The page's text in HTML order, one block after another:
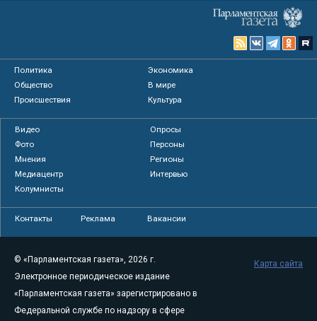
Политика
Экономика
Общество
В мире
Происшествия
Культура
Видео
Опросы
Фото
Персоны
Мнения
Регионы
Медиацентр
Интервью
Колумнисты
Контакты Реклама Вакансии
© «Парламентская газета», 2026 г.
Электронное периодическое издание
«Парламентская газета» зарегистрировано в
Федеральной службе по надзору в сфере
Карта сайта